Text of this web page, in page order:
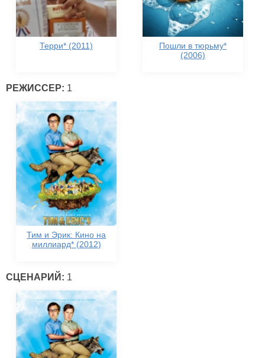
Терри* (2011)
Пошли в тюрьму*
(2006)
РЕЖИССЕР: 1
Тим и Эрик: Кино на
миллиард* (2012)
СЦЕНАРИЙ: 1